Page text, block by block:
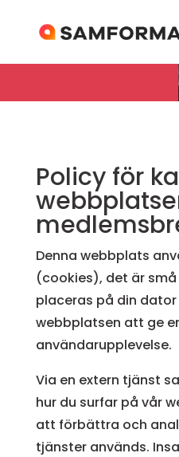
Policy för
Denna webbplats
(cookies), det är
placeras på din
webbplatsen att ge
användarupplevelse.
Via en extern tjänst
hur du surfar på vår
att förbättra och
tjänster används.